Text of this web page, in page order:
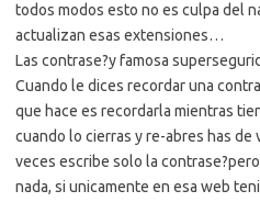
todos modos esto no es culpa del
actualizan esas extensiones…
Las contrase?y famosa
Cuando le dices recordar una
que hace es recordarla mientras
cuando lo cierras y re-abres has de
veces escribe solo la
nada, si unicamente en esa web